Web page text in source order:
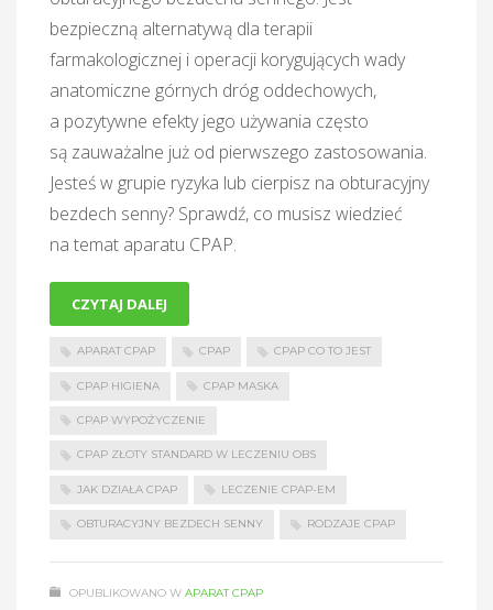
bezpieczną alternatywą dla terapii
farmakologicznej i operacji korygujących wady
anatomiczne górnych dróg oddechowych,
a pozytywne efekty jego używania często
są zauważalne już od pierwszego zastosowania.
Jesteś w grupie ryzyka lub cierpisz na obturacyjny
bezdech senny? Sprawdź, co musisz wiedzieć
na temat aparatu CPAP.
APARAT CPAP CPAP CPAP CO TO JEST
CPAP HIGIENA CPAP MASKA
CPAP WYPOŻYCZENIE
CPAP ZŁOTY STANDARD W LECZENIU OBS
JAK DZIAŁA CPAP LECZENIE CPAP-EM
OBTURACYJNY BEZDECH SENNY RODZAJE CPAP
CZYTAJ DALEJ
OPUBLIKOWANO W APARAT CPAP